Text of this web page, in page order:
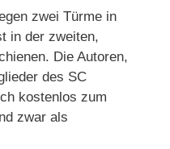
zwei Türme in
in der zweiten,
Die Autoren,
des SC
kostenlos zum
zwar als